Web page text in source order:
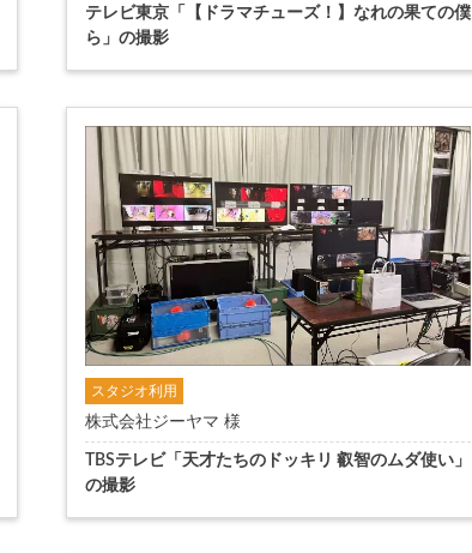
テレビ東京「【ドラマチューズ！】なれの果ての僕
ら」の撮影
スタジオ利用
株式会社ジーヤマ 様
TBSテレビ「天才たちのドッキリ 叡智のムダ使い」
の撮影